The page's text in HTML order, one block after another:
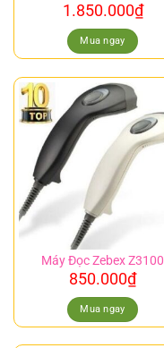
1.850.000₫
Mua ngay
Máy Đọc Zebex Z3100
850.000₫
Mua ngay